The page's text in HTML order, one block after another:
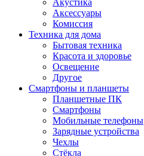
Акустика
Аксессуары
Комиссия
Техника для дома
Бытовая техника
Красота и здоровье
Освещение
Другое
Смартфоны и планшеты
Планшетные ПК
Смартфоны
Мобильные телефоны
Зарядные устройства
Чехлы
Стёкла